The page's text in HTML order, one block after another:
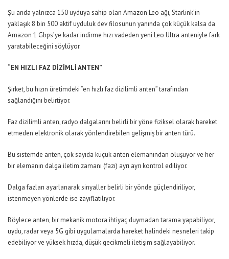
Şu anda yalnızca 150 uyduya sahip olan Amazon Leo ağı, Starlink’in
yaklaşık 8 bin 500 aktif uyduluk dev filosunun yanında çok küçük kalsa da
Amazon 1 Gbps’ye kadar indirme hızı vadeden yeni Leo Ultra anteniyle fark
yaratabileceğini söylüyor.
“EN HIZLI FAZ DİZİMLİ ANTEN”
Şirket, bu hızın üretimdeki “en hızlı faz dizilimli anten” tarafından
sağlandığını belirtiyor.
Faz dizilimli anten, radyo dalgalarını belirli bir yöne fiziksel olarak hareket
etmeden elektronik olarak yönlendirebilen gelişmiş bir anten türü.
Bu sistemde anten, çok sayıda küçük anten elemanından oluşuyor ve her
bir elemanın dalga iletim zamanı (fazı) ayrı ayrı kontrol ediliyor.
Dalga fazları ayarlanarak sinyaller belirli bir yönde güçlendiriliyor,
istenmeyen yönlerde ise zayıflatılıyor.
Böylece anten, bir mekanik motora ihtiyaç duymadan tarama yapabiliyor,
uydu, radar veya 5G gibi uygulamalarda hareket halindeki nesneleri takip
edebiliyor ve yüksek hızda, düşük gecikmeli iletişim sağlayabiliyor.